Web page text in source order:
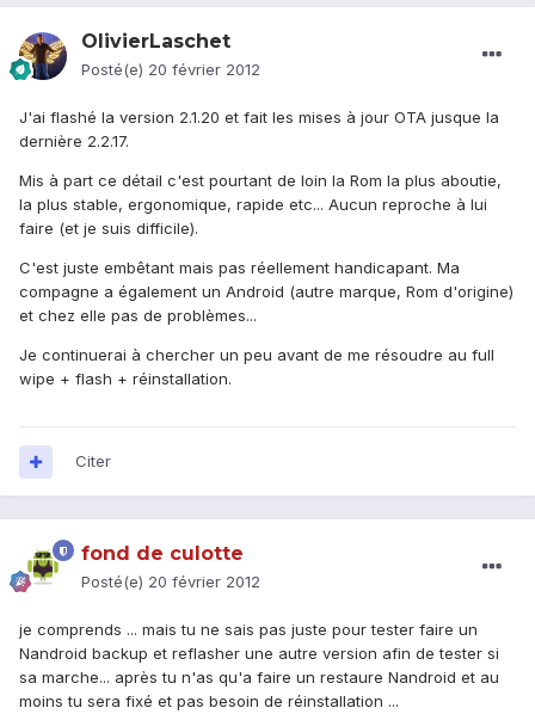
OlivierLaschet
Posté(e) 20 février 2012
J'ai flashé la version 2.1.20 et fait les mises à jour OTA jusque la
dernière 2.2.17.
Mis à part ce détail c'est pourtant de loin la Rom la plus aboutie,
la plus stable, ergonomique, rapide etc... Aucun reproche à lui
faire (et je suis difficile).
C'est juste embêtant mais pas réellement handicapant. Ma
compagne a également un Android (autre marque, Rom d'origine)
et chez elle pas de problèmes...
Je continuerai à chercher un peu avant de me résoudre au full
wipe + flash + réinstallation.
Citer
fond de culotte
Posté(e) 20 février 2012
je comprends ... mais tu ne sais pas juste pour tester faire un
Nandroid backup et reflasher une autre version afin de tester si
sa marche... après tu n'as qu'a faire un restaure Nandroid et au
moins tu sera fixé et pas besoin de réinstallation ...